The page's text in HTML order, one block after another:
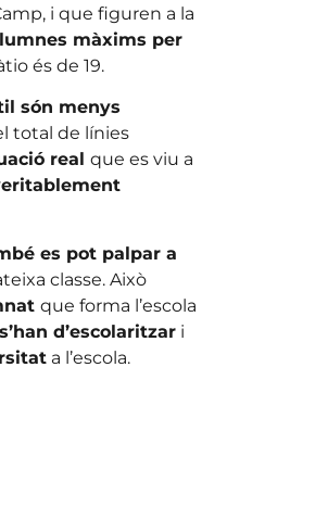
i que figuren a la
màxims per
és de 19.
són menys
total de línies
real que es viu a
es pot palpar a
classe. Això
que forma l’escola
d’escolaritzari
a l’escola.